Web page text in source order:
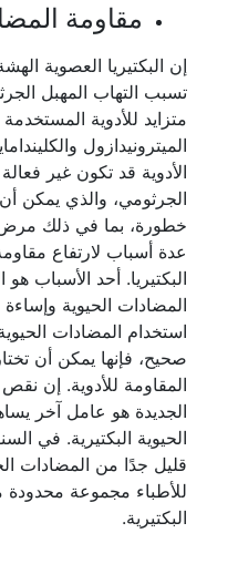
مقاومة
إن البكتيريا العصوية
تسبب التهاب المهبل
متزايد للأدوية
الميترونيدازول
الأدوية قد تكون غير
الجرثومي، والذي يمكن
عدة أسباب لارتفاع
البكتيريا. أحد الأسباب
المضادات الحيوية
استخدام المضادات
صحيح، فإنها يمكن أن
المقاومة للأدوية. إن
الجديدة هو عامل آخر
الحيوية البكتيرية. في
قليل جدًا من المضادات
للأطباء مجموعة محدودة
البكتيرية.